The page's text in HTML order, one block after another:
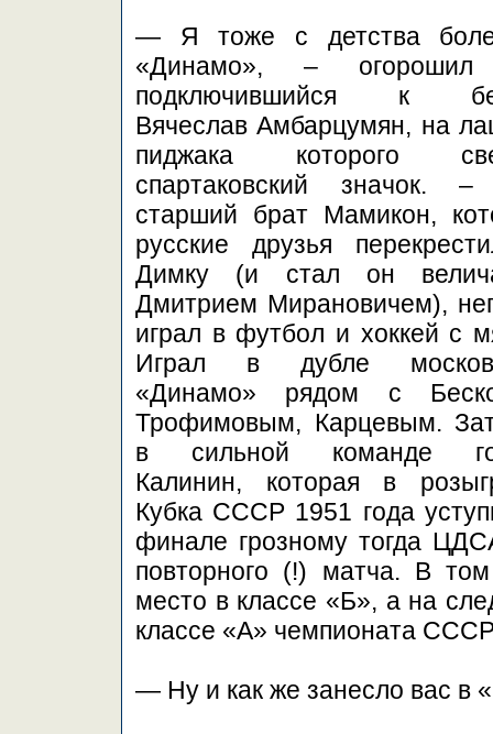
— Я тоже с детства
«Динамо», –
подключившийся к
Вячеслав Амбарцумян, на
пиджака которого
спартаковский значок.
старший брат Мамикон,
русские друзья
Димку (и стал он
Дмитрием Мирановичем),
играл в футбол и хоккей с
Играл в дубле
«Динамо» рядом с
Трофимовым, Карцевым.
в сильной команде
Калинин, которая в
Кубка СССР 1951 года
финале грозному тогда
повторного (!) матча. В
место в классе «Б», а на
классе «А» чемпионата
— Ну и как же занесло вас в